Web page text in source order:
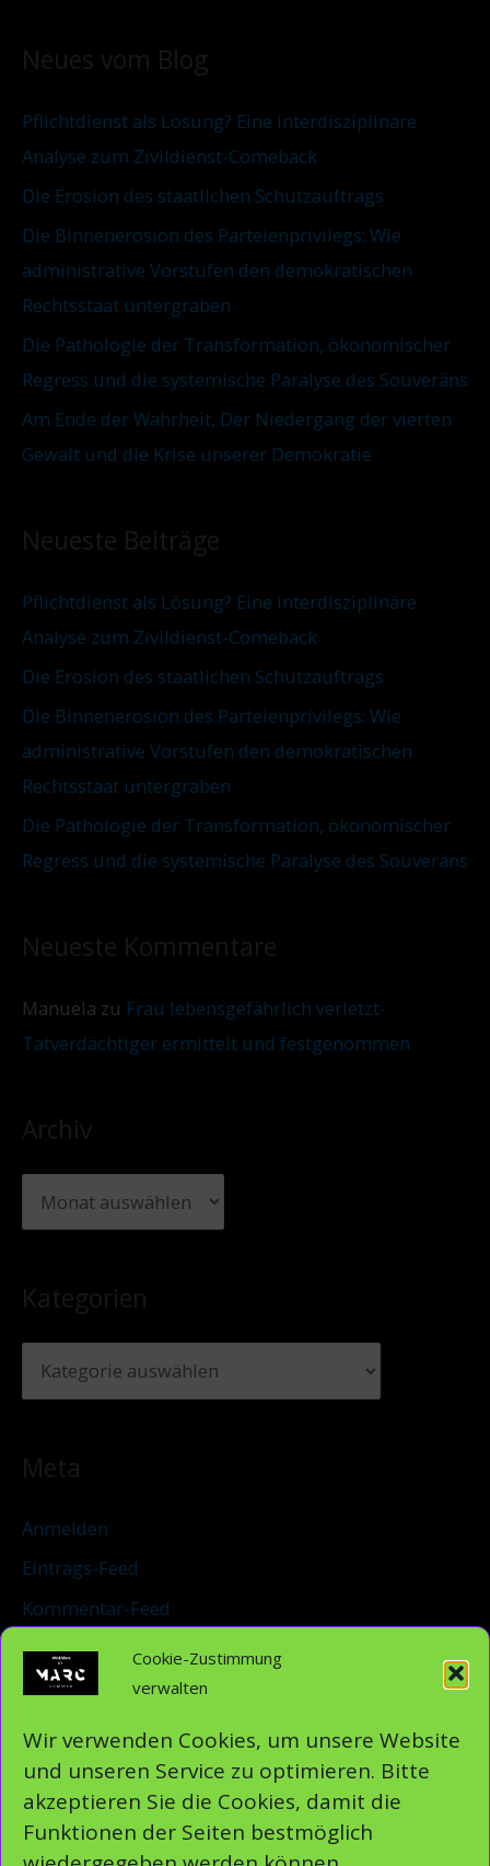
Cookie-Zustimmung
verwalten
Wir verwenden Cookies, um unsere Website
und unseren Service zu optimieren. Bitte
akzeptieren Sie die Cookies, damit die
Funktionen der Seiten bestmöglich
n
a
c
h
Neues vom Blog
Pflichtdienst als Lösung? Eine interdisziplinäre
Analyse zum Zivildienst-Comeback
Die Erosion des staatlichen Schutzauftrags
Die Binnenerosion des Parteienprivilegs: Wie
administrative Vorstufen den demokratischen
Rechtsstaat untergraben
Die Pathologie der Transformation, ökonomischer
Regress und die systemische Paralyse des Souveräns
Am Ende der Wahrheit, Der Niedergang der vierten
Gewalt und die Krise unserer Demokratie
Neueste Beiträge
Pflichtdienst als Lösung? Eine interdisziplinäre
Analyse zum Zivildienst-Comeback
Die Erosion des staatlichen Schutzauftrags
Die Binnenerosion des Parteienprivilegs: Wie
administrative Vorstufen den demokratischen
Rechtsstaat untergraben
Die Pathologie der Transformation, ökonomischer
Regress und die systemische Paralyse des Souveräns
Neueste Kommentare
Manuela zu Frau lebensgefährlich verletzt-
Tatverdächtiger ermittelt und festgenommen
Archiv
Kategorien
r
i
e
Meta
Anmelden
Eintrags-Feed
Kommentar-Feed
WordPress.org
Sei auch Du verantwortlich und teile unsere
journalistischen Nachrichten